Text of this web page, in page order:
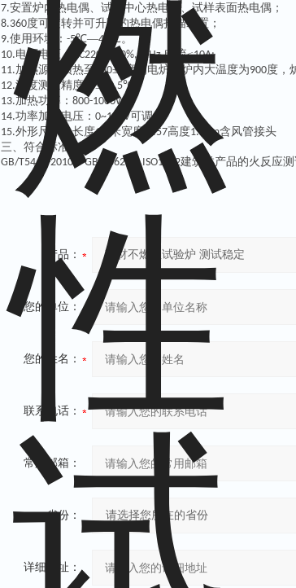
7.安置炉内热电偶、试样中心热电偶、试样表面热电偶；
8.360度可旋转并可升降的热电偶扫描装置；
9.使用环境： -5℃—40
℃。
10.电源电压： AC220V 10%,50Hz,电流≤10A;
11.加热源为预热至 750± 度的电炉，炉内大温度为900度，
12.温度测量精度：≤± 0.5℃。
13.加热功率： 800-1000W;
14.功率加热电压： 0~100V可调；
15.外形尺寸：长度1.2 米宽度 .0.57高度1.82m含风管接头
三、符合标准
GB/T5464-2010 、GB/T8624 、ISO1182建筑类产品的火反应
产品：
您的单位：
您的姓名：
联系电话：
常用邮箱：
省份：
详细地址：